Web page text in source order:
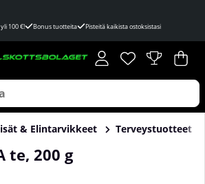
100 €! Bonus tuotteita Pisteitä kaikista ostoksistasi
Toivelista
Lukumäärä
. .
& Elintarvikkeet Terveystuotteet
te, 200 g